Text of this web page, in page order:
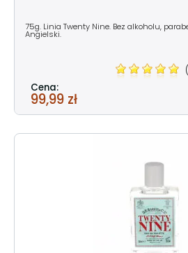
75g. Linia Twenty Nine. Bez alkoholu,
Angielski.
Cena:
99,99 zł